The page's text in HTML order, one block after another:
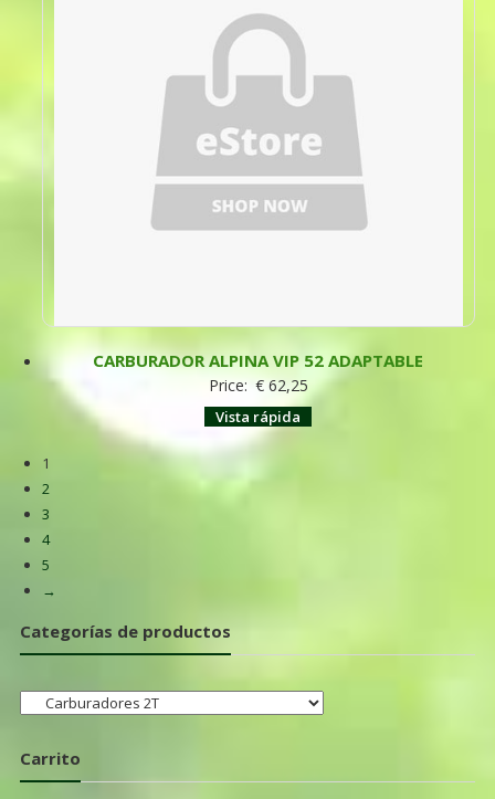
CARBURADOR ALPINA VIP 52 ADAPTABLE
Price: €62,25
Vista rápida
1
2
3
4
5
→
Categorías de productos
Carrito